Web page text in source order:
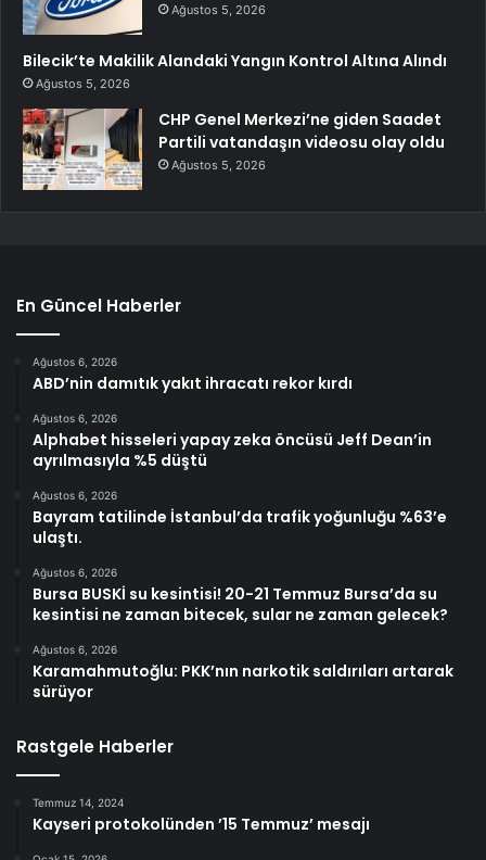
Ağustos 5, 2026
Bilecik’te Makilik Alandaki Yangın Kontrol Altına Alındı
Ağustos 5, 2026
CHP Genel Merkezi’ne giden Saadet
Partili vatandaşın videosu olay oldu
Ağustos 5, 2026
En Güncel Haberler
Ağustos 6, 2026
ABD’nin damıtık yakıt ihracatı rekor kırdı
Ağustos 6, 2026
Alphabet hisseleri yapay zeka öncüsü Jeff Dean’in
ayrılmasıyla %5 düştü
Ağustos 6, 2026
Bayram tatilinde İstanbul’da trafik yoğunluğu %63’e
ulaştı.
Ağustos 6, 2026
Bursa BUSKİ su kesintisi! 20-21 Temmuz Bursa’da su
kesintisi ne zaman bitecek, sular ne zaman gelecek?
Ağustos 6, 2026
Karamahmutoğlu: PKK’nın narkotik saldırıları artarak
sürüyor
Rastgele Haberler
Temmuz 14, 2024
Kayseri protokolünden ’15 Temmuz’ mesajı